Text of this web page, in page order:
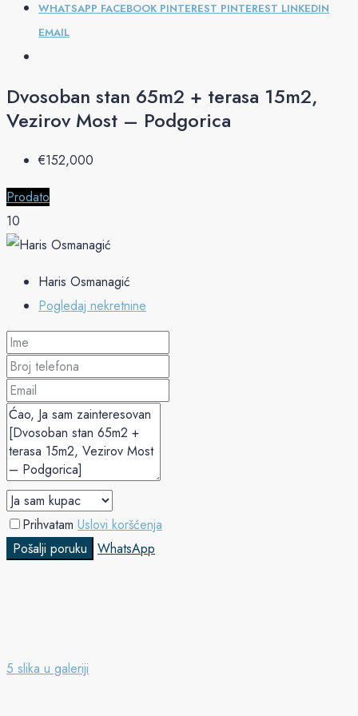
WHATSAPP FACEBOOK PINTEREST PINTEREST LINKEDIN
EMAIL
Dvosoban stan 65m2 + terasa 15m2,
Vezirov Most – Podgorica
€‎152,000
Prodato
10
Haris Osmanagić
Pogledaj nekretnine
Prihvatam Uslovi koršćenja
Pošalji poruku
WhatsApp
5 slika u galeriji